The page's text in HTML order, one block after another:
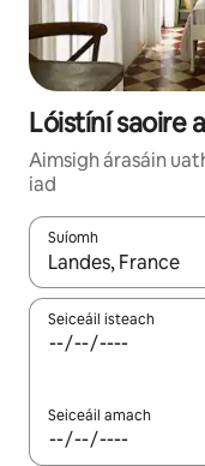
Lóistíní saoire
Aimsigh árasáin
iad
Suíomh
Nuair a bheidh
Seiceáil isteach
Seiceáil amach